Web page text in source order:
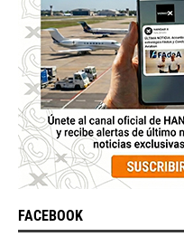
FACEBOOK